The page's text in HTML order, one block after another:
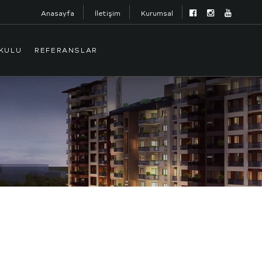
Anasayfa İletişim Kurumsal
REFERANSLAR